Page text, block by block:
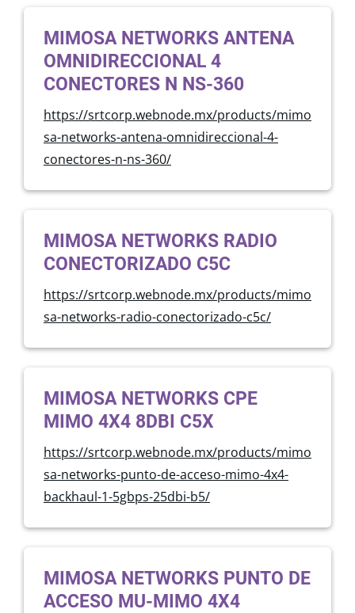
MIMOSA NETWORKS ANTENA
OMNIDIRECCIONAL 4
CONECTORES N NS-360
https://srtcorp.webnode.mx/products/mimo
sa-networks-antena-omnidireccional-4-
conectores-n-ns-360/
MIMOSA NETWORKS RADIO
CONECTORIZADO C5C
https://srtcorp.webnode.mx/products/mimo
sa-networks-radio-conectorizado-c5c/
MIMOSA NETWORKS CPE
MIMO 4X4 8DBI C5X
https://srtcorp.webnode.mx/products/mimo
sa-networks-punto-de-acceso-mimo-4x4-
backhaul-1-5gbps-25dbi-b5/
MIMOSA NETWORKS PUNTO DE
ACCESO MU-MIMO 4X4